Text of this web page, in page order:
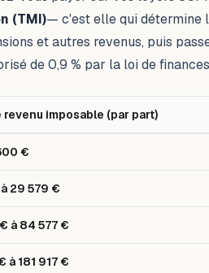
(TMI)— c'est elle qui détermine
et autres revenus, puis
de 0,9 % par la loi de
revenu imposable (par part)
€
à 29 579 €
à 84 577 €
à 181 917 €